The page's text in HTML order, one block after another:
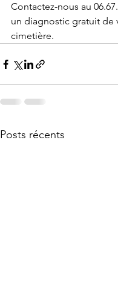
Contactez-nous au
un diagnostic gratuit de
cimetière.
Posts récents